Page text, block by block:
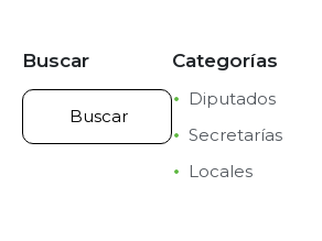
Buscar Categorías
Diputados
Secretarías
Locales